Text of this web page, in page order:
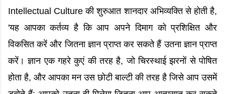
Intellectual Culture की शुरुआत शानदार अभिव्यक्ति से होती है,
'यह आपका कर्तव्य है कि आप अपने दिमाग को प्रशिक्षित और
विकसित करें और जितना ज्ञान प्राप्त कर सकते हैं उतना ज्ञान प्राप्त
करें। ज्ञान एक गहरे कुएं की तरह है, जो चिरस्थाई झरनों से पोषित
होता है, और आपका मन उस छोटी बाल्टी की तरह है जिसे आप उसमें